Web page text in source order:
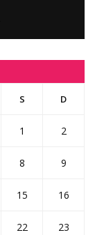
S D
1 2
8 9
15 16
22 23